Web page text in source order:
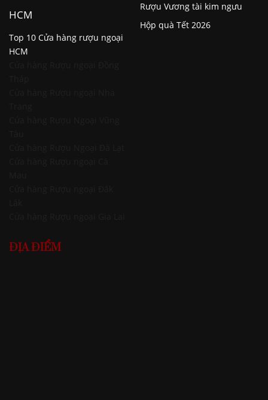
HCM
Top 10 Cửa hàng rượu ngoại
HCM
Rượu Vương tài kim ngưu
Hộp quà Tết 2026
ĐỊA ĐIỂM